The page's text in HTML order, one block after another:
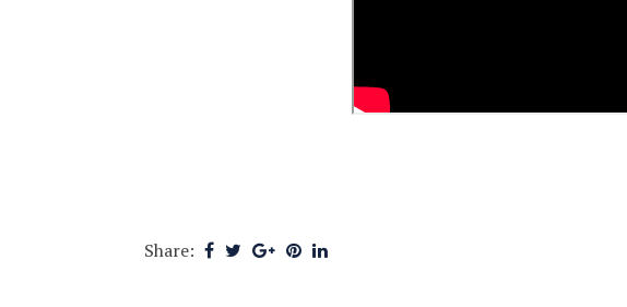
Share: